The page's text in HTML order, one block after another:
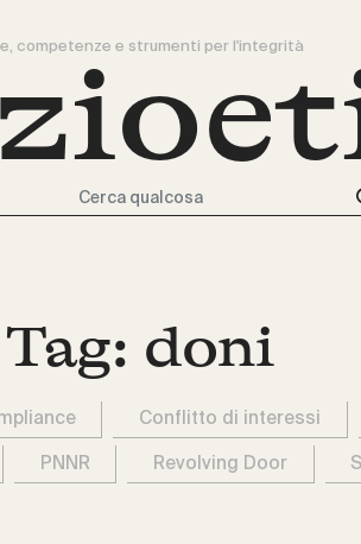
competenze e strumenti per l'integrità
Tag: doni
Conflitto di interessi
PNNR Revolving Door